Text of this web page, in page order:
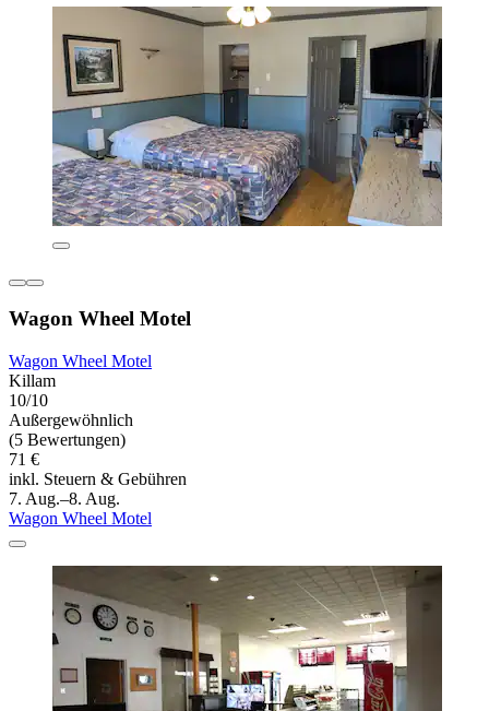
Wagon Wheel Motel
Wagon Wheel Motel
Killam
10/10
Außergewöhnlich
(5 Bewertungen)
71 €
inkl. Steuern & Gebühren
7. Aug.–8. Aug.
Wagon Wheel Motel